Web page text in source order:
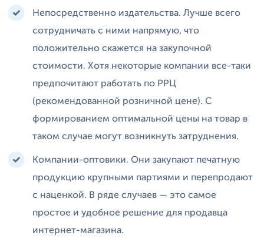
Непосредственно издательства. Лучше всего
сотрудничать с ними напрямую, что
положительно скажется на закупочной
стоимости. Хотя некоторые компании все-таки
предпочитают работать по РРЦ
(рекомендованной розничной цене). С
формированием оптимальной цены на товар в
таком случае могут возникнуть затруднения.
Компании-оптовики. Они закупают печатную
продукцию крупными партиями и перепродают
с наценкой. В ряде случаев — это самое
простое и удобное решение для продавца
интернет-магазина.